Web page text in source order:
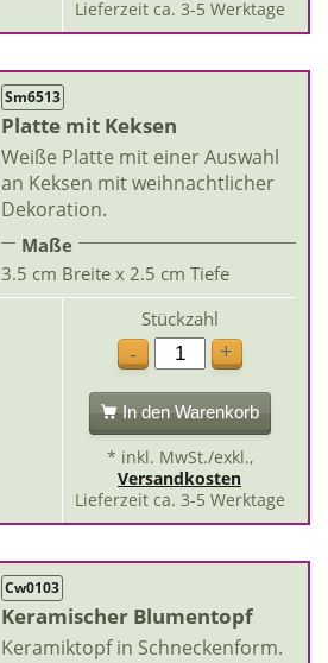
Lieferzeit ca. 3-5 Werktage
Sm6513
Platte mit Keksen
Weiße Platte mit einer Auswahl
an Keksen mit weihnachtlicher
Dekoration.
Maße
3.5 cm Breite x 2.5 cm Tiefe
Stückzahl
-
+
In den Warenkorb
* inkl. MwSt./exkl.,
Versandkosten
Lieferzeit ca. 3-5 Werktage
Cw0103
Keramischer Blumentopf
Keramiktopf in Schneckenform.